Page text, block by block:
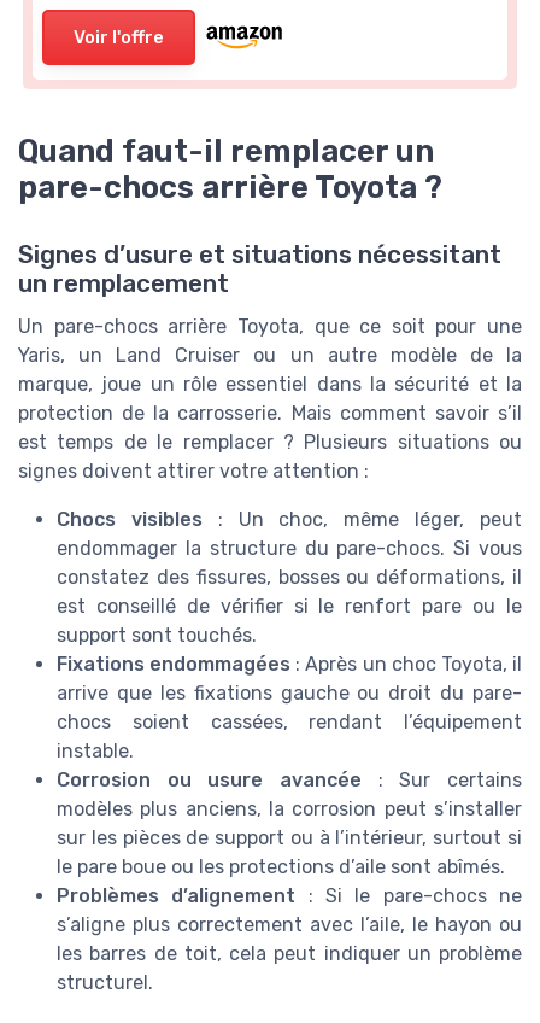
Voir l'offre
Quand faut-il remplacer un
pare-chocs arrière Toyota ?
Signes d’usure et situations nécessitant
un remplacement
Un pare-chocs arrière Toyota, que ce soit pour une
Yaris, un Land Cruiser ou un autre modèle de la
marque, joue un rôle essentiel dans la sécurité et la
protection de la carrosserie. Mais comment savoir s’il
est temps de le remplacer ? Plusieurs situations ou
signes doivent attirer votre attention :
Chocs visibles : Un choc, même léger, peut
endommager la structure du pare-chocs. Si vous
constatez des fissures, bosses ou déformations, il
est conseillé de vérifier si le renfort pare ou le
support sont touchés.
Fixations endommagées : Après un choc Toyota, il
arrive que les fixations gauche ou droit du pare-
chocs soient cassées, rendant l’équipement
instable.
Corrosion ou usure avancée : Sur certains
modèles plus anciens, la corrosion peut s’installer
sur les pièces de support ou à l’intérieur, surtout si
le pare boue ou les protections d’aile sont abîmés.
Problèmes d’alignement : Si le pare-chocs ne
s’aligne plus correctement avec l’aile, le hayon ou
les barres de toit, cela peut indiquer un problème
structurel.